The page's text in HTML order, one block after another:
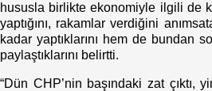
hususla birlikte ekonomiyle ilgili de
yaptığını, rakamlar verdiğini
kadar yaptıklarını hem de bundan
paylaştıklarını belirtti.
“Dün CHP’nin başındaki zat çıktı,